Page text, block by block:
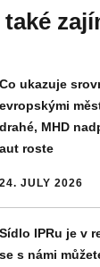
Co ukazuje
evropskými
drahé, MHD
aut roste
24. JULY 2026
Sídlo IPRu je v
se s námi